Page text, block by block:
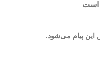
این پیام می‌شود.